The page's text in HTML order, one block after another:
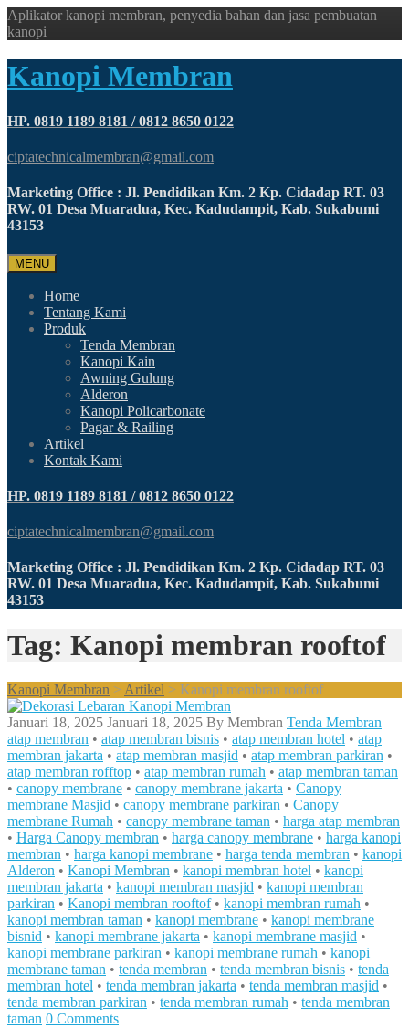
Aplikator kanopi membran, penyedia bahan dan jasa pembuatan
kanopi
Kanopi Membran
HP. 0819 1189 8181 / 0812 8650 0122
ciptatechnicalmembran@gmail.com
Marketing Office : Jl. Pendidikan Km. 2 Kp. Cidadap RT. 03
RW. 01 Desa Muaradua, Kec. Kadudampit, Kab. Sukabumi
43153
MENU
Home
Tentang Kami
Produk
Tenda Membran
Kanopi Kain
Awning Gulung
Alderon
Kanopi Policarbonate
Pagar & Railing
Artikel
Kontak Kami
HP. 0819 1189 8181 / 0812 8650 0122
ciptatechnicalmembran@gmail.com
Marketing Office : Jl. Pendidikan Km. 2 Kp. Cidadap RT. 03
RW. 01 Desa Muaradua, Kec. Kadudampit, Kab. Sukabumi
43153
Tag: Kanopi membran rooftof
Kanopi Membran > Artikel > Kanopi membran rooftof
Januari 18, 2025 Januari 18, 2025 By Membran Tenda Membran
atap membran • atap membran bisnis • atap membran hotel • atap
membran jakarta • atap membran masjid • atap membran parkiran •
atap membran rofftop • atap membran rumah • atap membran taman
• canopy membrane • canopy membrane jakarta • Canopy
membrane Masjid • canopy membrane parkiran • Canopy
membrane Rumah • canopy membrane taman • harga atap membran
• Harga Canopy membran • harga canopy membrane • harga kanopi
membran • harga kanopi membrane • harga tenda membran • kanopi
Alderon • Kanopi Membran • kanopi membran hotel • kanopi
membran jakarta • kanopi membran masjid • kanopi membran
parkiran • Kanopi membran rooftof• kanopi membran rumah •
kanopi membran taman • kanopi membrane • kanopi membrane
bisnid • kanopi membrane jakarta • kanopi membrane masjid •
kanopi membrane parkiran • kanopi membrane rumah • kanopi
membrane taman • tenda membran • tenda membran bisnis • tenda
membran hotel • tenda membran jakarta • tenda membran masjid •
tenda membran parkiran • tenda membran rumah • tenda membran
taman 0 Comments